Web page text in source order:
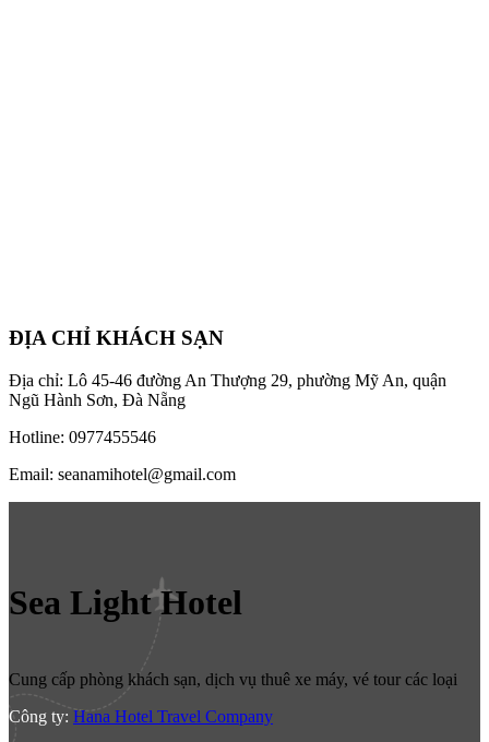
ĐỊA CHỈ KHÁCH SẠN
Địa chỉ: Lô 45-46 đường An Thượng 29, phường Mỹ An, quận
Ngũ Hành Sơn, Đà Nẵng
Hotline: 0977455546
Email: seanamihotel@gmail.com
Sea Light Hotel
Cung cấp phòng khách sạn, dịch vụ thuê xe máy, vé tour các loại
Công ty: Hana Hotel Travel Company